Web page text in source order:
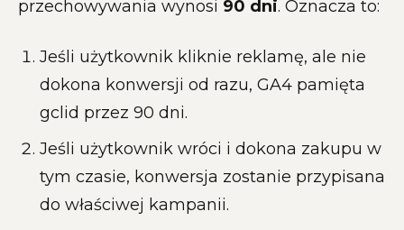
przechowywania wynosi 90 dni. Oznacza to:
Jeśli użytkownik kliknie reklamę, ale nie
dokona konwersji od razu, GA4 pamięta
gclid przez 90 dni.
Jeśli użytkownik wróci i dokona zakupu w
tym czasie, konwersja zostanie przypisana
do właściwej kampanii.